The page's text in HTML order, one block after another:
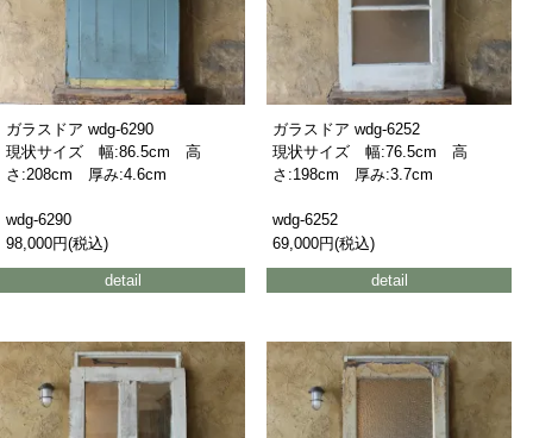
ガラスドア wdg-6290
現状サイズ 幅:86.5cm 高
さ:208cm 厚み:4.6cm
wdg-6290
98,000円(税込)
detail
ガラスドア wdg-6252
現状サイズ 幅:76.5cm 高
さ:198cm 厚み:3.7cm
wdg-6252
69,000円(税込)
detail